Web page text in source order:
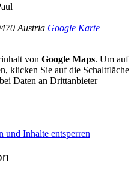
Austria Google Karte
von Google Maps. Um auf
klicken Sie auf die Schaltfläche
Daten an Drittanbieter
und Inhalte entsperren